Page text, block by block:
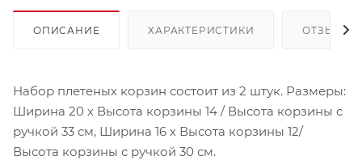
ОПИСАНИЕ ХАРАКТЕРИСТИКИ ОТЗЫВЫ
Набор плетеных корзин состоит из 2 штук. Размеры:
Ширина 20 х Высота корзины 14 / Высота корзины с
ручкой 33 см, Ширина 16 х Высота корзины 12/
Высота корзины с ручкой 30 см.